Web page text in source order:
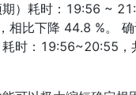
期）耗时：19:56 ~
相比下降 44.8 %。
耗时：19:56~20:55，